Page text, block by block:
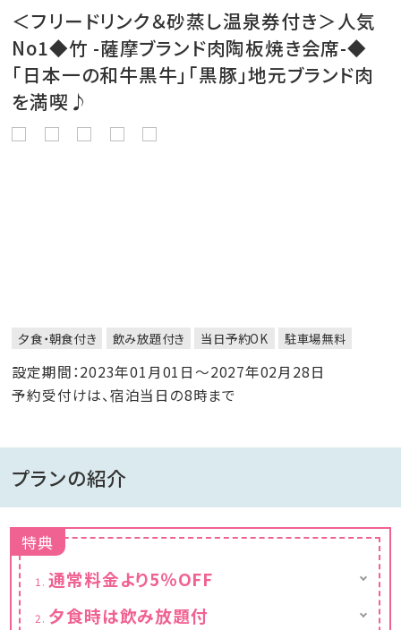
＜フリードリンク＆砂蒸し温泉券付き＞人気
No1◆竹 -薩摩ブランド肉陶板焼き会席-◆
「日本一の和牛黒牛」「黒豚」地元ブランド肉
を満喫♪
夕食・朝食付き 飲み放題付き 当日予約OK 駐車場無料
設定期間：2023年01月01日～2027年02月28日
予約受付けは、宿泊当日の8時まで
プランの紹介
特典
通常料金より5％OFF
す。
夕食時は飲み放題付